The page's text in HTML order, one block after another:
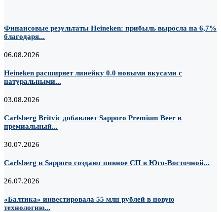
Финансовые результаты Heineken: прибыль выросла на 6,7%
благодаря...
06.08.2026
Heineken расширяет линейку 0.0 новыми вкусами с
натуральными...
03.08.2026
Carlsberg Britvic добавляет Sapporo Premium Beer в
премиальный...
30.07.2026
Carlsberg и Sapporo создают пивное СП в Юго-Восточной...
26.07.2026
«Балтика» инвестировала 55 млн рублей в новую
технологию...